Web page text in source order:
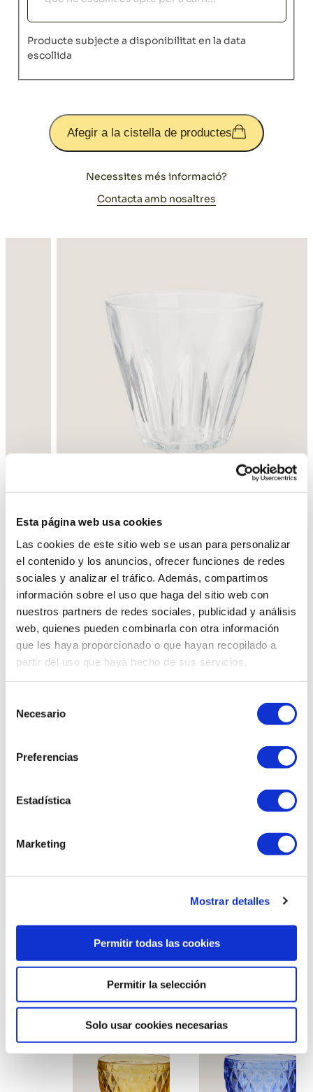
Esta página web usa cookies
Las cookies de este sitio web se usan para personalizar
el contenido y los anuncios, ofrecer funciones de redes
sociales y analizar el tráfico. Además, compartimos
información sobre el uso que haga del sitio web con
nuestros partners de redes sociales, publicidad y análisis
web, quienes pueden combinarla con otra información
que les haya proporcionado o que hayan recopilado a
partir del uso que haya hecho de sus servicios.
Necesario
Preferencias
Estadística
Marketing
Mostrar detalles
Permitir todas las cookies
Permitir la selección
Solo usar cookies necesarias
Producte subjecte a disponibilitat en la data
escollida
Afegir a la cistella de productes
Necessites més informació?
Contacta amb nosaltres
Enrere Següent
Copa còctel/cava